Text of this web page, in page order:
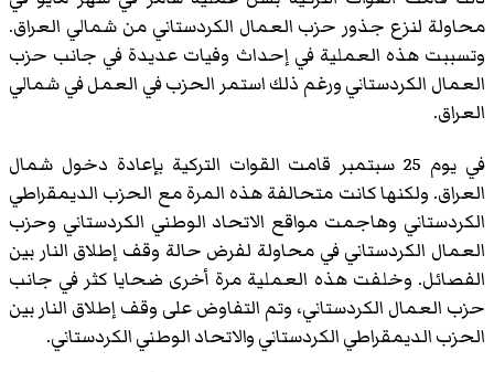
محاولة لنزع جذور حزب العمال الكردستاني من شمالي العراق.
وتسببت هذه العملية في إحداث وفيات عديدة في جانب حزب
العمال الكردستاني ورغم ذلك استمر الحزب في العمل في شمالي
العراق.
في يوم 25 سبتمبر قامت القوات التركية بإعادة دخول شمال
العراق. ولكنها كانت متحالفة هذه المرة مع الحزب الديمقراطي
الكردستاني وهاجمت مواقع الاتحاد الوطني الكردستاني وحزب
العمال الكردستاني في محاولة لفرض حالة وقف إطلاق النار بين
الفصائل. وخلفت هذه العملية مرة أخرى ضحايا كثر في جانب
حزب العمال الكردستاني، وتم التفاوض على وقف إطلاق النار بين
الحزب الديمقراطي الكردستاني والاتحاد الوطني الكردستاني.